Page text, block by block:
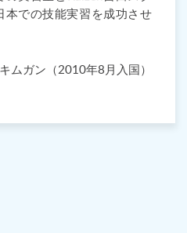
本での技能実習を成功させ
ムガン（2010年8月入国）